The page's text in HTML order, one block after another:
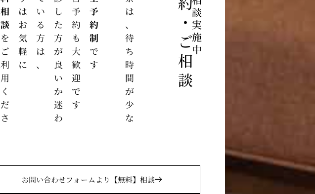
診
察
は
、
待
ち
時
間
が
少
な
です
当日予約も大歓迎です
受
診
し
た
方
が
良
い
か
迷
わ
れ
て
い
る
方
は
、
まずはお気軽に
を
ご
利
用
く
だ
さ
相談実施中
お問い合わせフォームより 【無料】相談